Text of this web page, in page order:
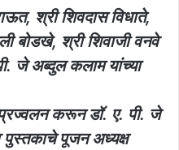
श्री शिवदास विधाते,
बोडखे, श्री शिवाजी वनवे
जे अब्दुल कलाम यांच्या
प्रज्वलन करून डॉ. ए. पी. जे
पुस्तकाचे पूजन अध्यक्ष